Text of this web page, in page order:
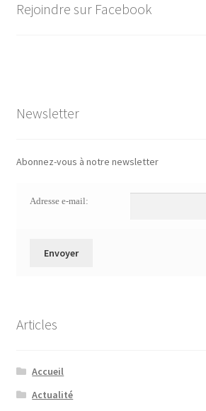
Rejoindre sur Facebook
Newsletter
Abonnez-vous à notre newsletter
Adresse e-mail:
Articles
Accueil
Actualité